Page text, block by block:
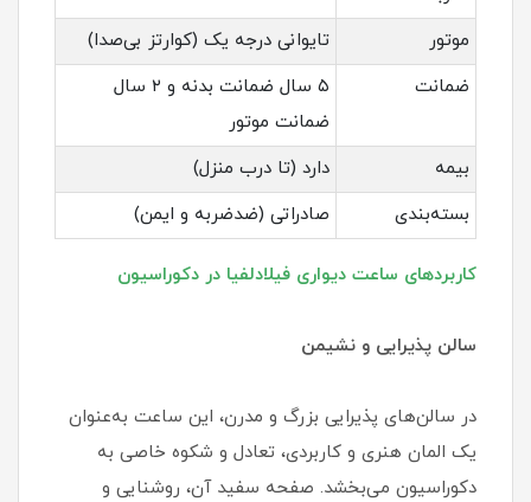
موتور
تایوانی درجه یک (کوارتز بی‌صدا)
ضمانت
۵ سال ضمانت بدنه و ۲ سال
ضمانت موتور
بیمه
دارد (تا درب منزل)
بسته‌بندی
صادراتی (ضدضربه و ایمن)
کاربردهای ساعت دیواری فیلادلفیا در دکوراسیون
سالن پذیرایی و نشیمن
در سالن‌های پذیرایی بزرگ و مدرن، این ساعت به‌عنوان
یک المان هنری و کاربردی، تعادل و شکوه خاصی به
دکوراسیون می‌بخشد. صفحه سفید آن، روشنایی و